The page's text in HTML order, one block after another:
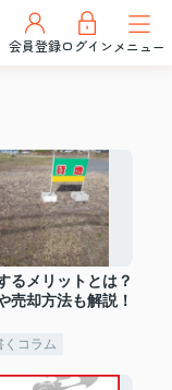
会員登録ログインメニュー
るメリットとは？
売却方法も解説！
くコラム